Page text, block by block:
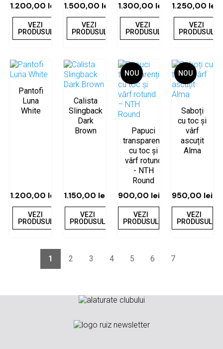
1.200,00 lei
VEZI
PRODUSUL
1.500,00 lei
VEZI
PRODUSUL
1.300,00 lei
VEZI
PRODUSUL
1.250,00 lei
VEZI
PRODUSUL
Pantofi
Luna
White
1.200,00 lei
VEZI
PRODUSUL
Calista
Slingback
Dark
Brown
1.150,00 lei
VEZI
PRODUSUL
NOU
Papuci
transparenți
cu toc și
vârf rotund
- NTH
Round
900,00 lei
VEZI
PRODUSUL
NOU
Saboți
cu toc și
vârf
ascuțit
Alma
950,00 lei
VEZI
PRODUSUL
1 2 3 4 5 6 7